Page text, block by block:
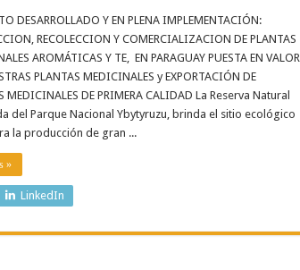
DESARROLLADO Y EN PLENA IMPLEMENTACIÓN:
RECOLECCION Y COMERCIALIZACION DE PLANTAS
AROMÁTICAS Y TE, EN PARAGUAY PUESTA EN VALOR
PLANTAS MEDICINALES y EXPORTACIÓN DE
MEDICINALES DE PRIMERA CALIDAD La Reserva Natural
del Parque Nacional Ybytyruzu, brinda el sitio ecológico
la producción de gran ...
»
LinkedIn